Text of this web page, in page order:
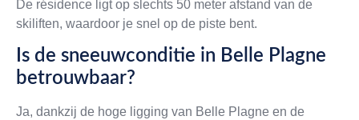
De résidence ligt op slechts 50 meter afstand van de
skiliften, waardoor je snel op de piste bent.
Is de sneeuwconditie in Belle Plagne
betrouwbaar?
Ja, dankzij de hoge ligging van Belle Plagne en de